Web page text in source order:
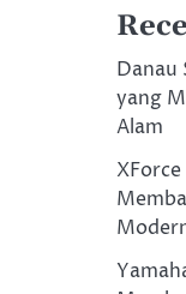
Danau
yang
Alam